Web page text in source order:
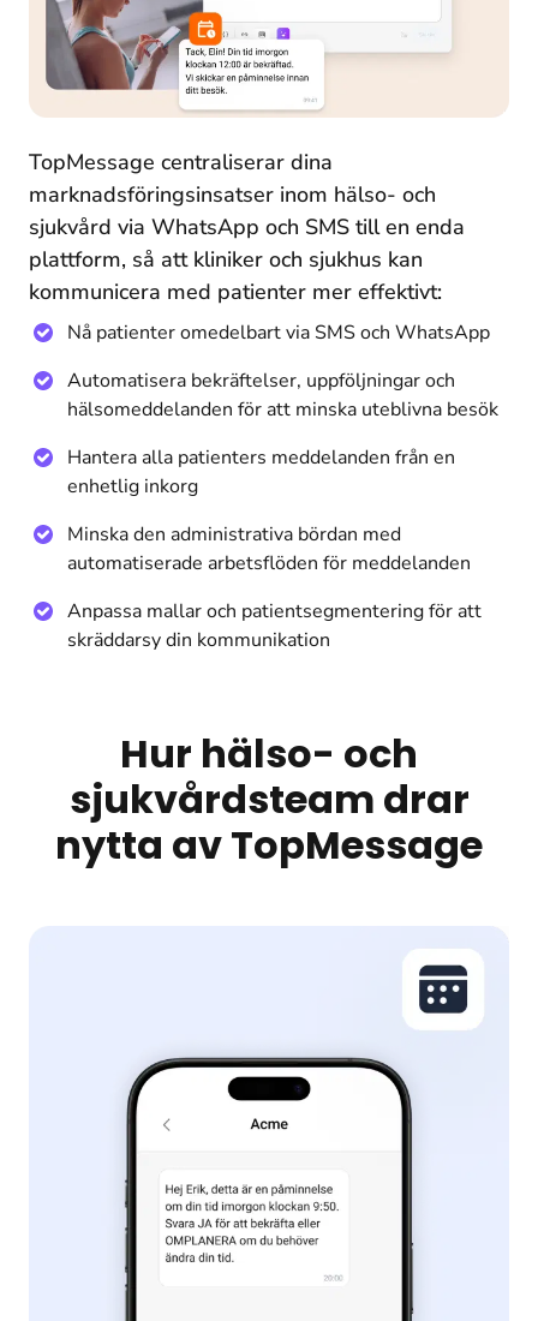
TopMessage centraliserar dina
marknadsföringsinsatser inom hälso- och
sjukvård via WhatsApp och SMS till en enda
plattform, så att kliniker och sjukhus kan
kommunicera med patienter mer effektivt:
Nå patienter omedelbart via SMS och WhatsApp
Automatisera bekräftelser, uppföljningar och
hälsomeddelanden för att minska uteblivna besök
Hantera alla patienters meddelanden från en
enhetlig inkorg
Minska den administrativa bördan med
automatiserade arbetsflöden för meddelanden
Anpassa mallar och patientsegmentering för att
skräddarsy din kommunikation
Hur hälso- och
sjukvårdsteam drar
nytta av TopMessage